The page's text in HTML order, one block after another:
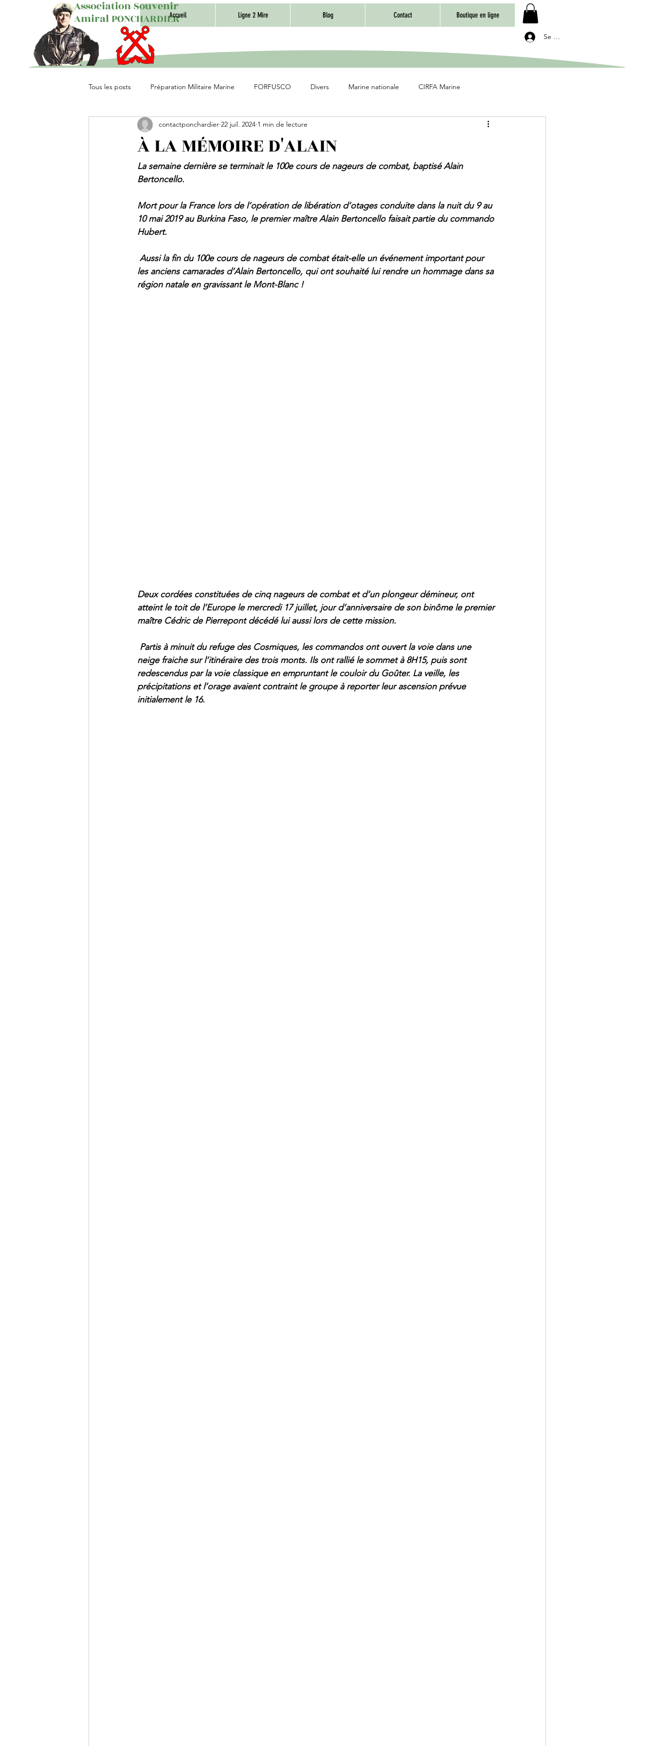
Association Souvenir
Amiral PONCHARDIER
Accueil Ligne 2 Mire Blog Contact Boutique en ligne
Se connecter
Tous les posts Préparation Militaire Marine FORFUSCO Divers Marine nationale CIRFA Marine
Unités Parachutistes
À LA MÉMOIRE D'ALAIN
contactponchardier 22 juil. 2024 1 min de lecture
La semaine dernière se terminait le 100e cours de nageurs de combat, baptisé Alain
Bertoncello.
Mort pour la France lors de l’opération de libération d‘otages conduite dans la nuit du 9 au
10 mai 2019 au Burkina Faso, le premier maître Alain Bertoncello faisait partie du commando
Hubert.
Aussi la fin du 100e cours de nageurs de combat était-elle un événement important pour
les anciens camarades d’Alain Bertoncello, qui ont souhaité lui rendre un hommage dans sa
région natale en gravissant le Mont-Blanc !
Deux cordées constituées de cinq nageurs de combat et d’un plongeur démineur, ont
atteint le toit de l’Europe le mercredi 17 juillet, jour d’anniversaire de son binôme le premier
maître Cédric de Pierrepont décédé lui aussi lors de cette mission.
Partis à minuit du refuge des Cosmiques, les commandos ont ouvert la voie dans une
neige fraiche sur l’itinéraire des trois monts. Ils ont rallié le sommet à 8H15, puis sont
redescendus par la voie classique en empruntant le couloir du Goûter. La veille, les
précipitations et l’orage avaient contraint le groupe à reporter leur ascension prévue
initialement le 16.